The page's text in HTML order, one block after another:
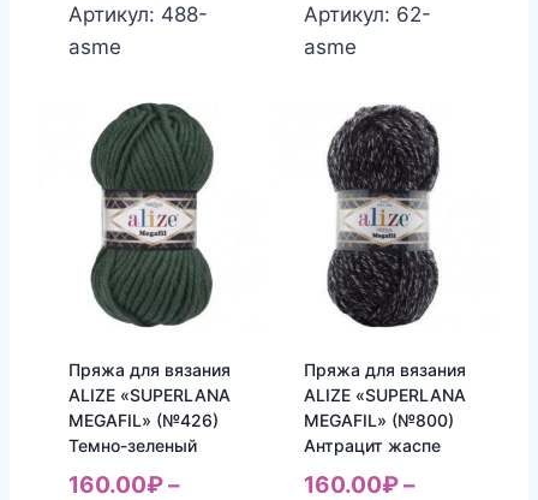
Артикул: 488-
asme
Артикул: 62-
asme
Пряжа для вязания
ALIZE «SUPERLANA
MEGAFIL» (№426)
Темно-зеленый
160.00₽–
Пряжа для вязания
ALIZE «SUPERLANA
MEGAFIL» (№800)
Антрацит жаспе
160.00₽–